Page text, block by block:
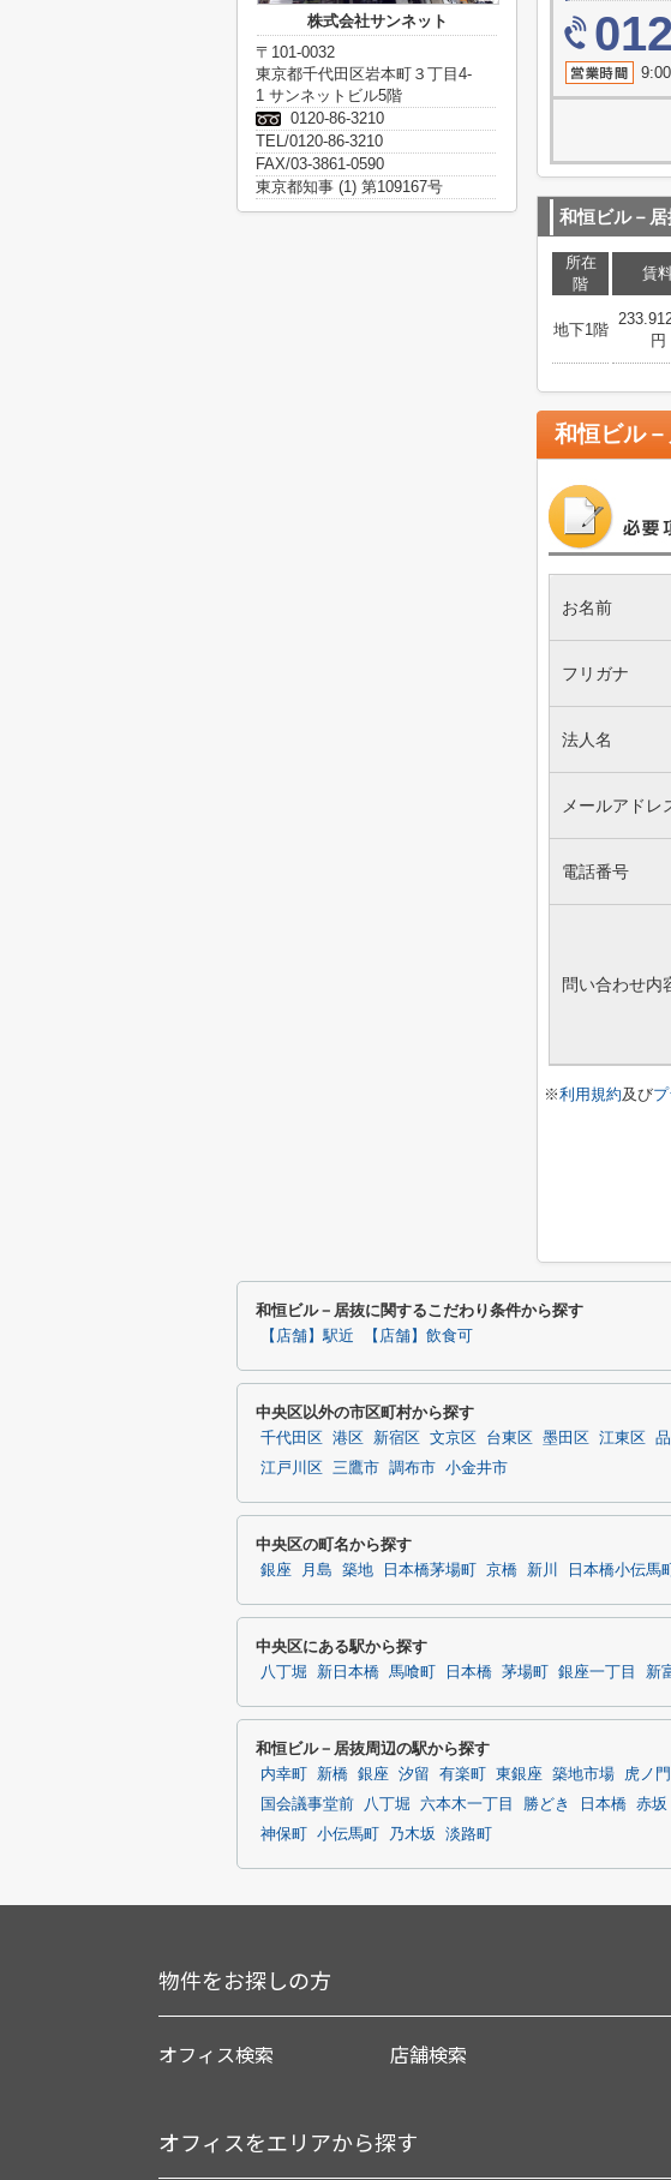
和恒ビル－居
所在
階
賃
地下1階
円
和恒ビル
お名前
フリガナ
法人名
メールアドレ
電話番号
問い合わせ内
※利用規約及びプ
株式会社サンネット
〒101-0032
東京都千代田区岩本町３丁目4-
1 サンネットビル5階
0120-86-3210
TEL/0120-86-3210
FAX/03-3861-0590
東京都知事 (1) 第109167号
和恒ビル－居抜に関するこだわり条件から探す
【店舗】駅近 【店舗】飲食可
中央区以外の市区町村から探す
千代田区 港区 新宿区 文京区 台東区 墨田区 江東区
江戸川区
三鷹市 調布市 小金井市
中央区の町名から探す
銀座 月島 築地 日本橋茅場町 京橋 新川 日本橋小伝馬町
中央区にある駅から探す
八丁堀 新日本橋 馬喰町 日本橋 茅場町 銀座一丁目 新
和恒ビル－居抜周辺の駅から探す
内幸町 新橋 銀座 汐留 有楽町 東銀座 築地市場 虎ノ門
国会議事堂前
八丁堀 六本木一丁目 勝どき 日本橋 赤坂
神保町
小伝馬町 乃木坂 淡路町
物件をお探しの方
オフィス検索 店舗検索
オフィスをエリアから探す